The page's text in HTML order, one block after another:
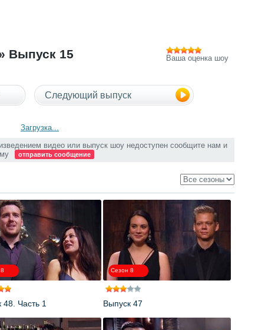
Выпуск 15 Ваша оценка шоу
Следующий выпуск
Загрузка...
видео или выпуск шоу недоступен сообщите нам и
отправить сообщение
48. Часть 1
Сезон 8
Выпуск 47